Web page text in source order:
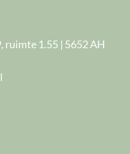
ruimte 1.55 | 5652 AH